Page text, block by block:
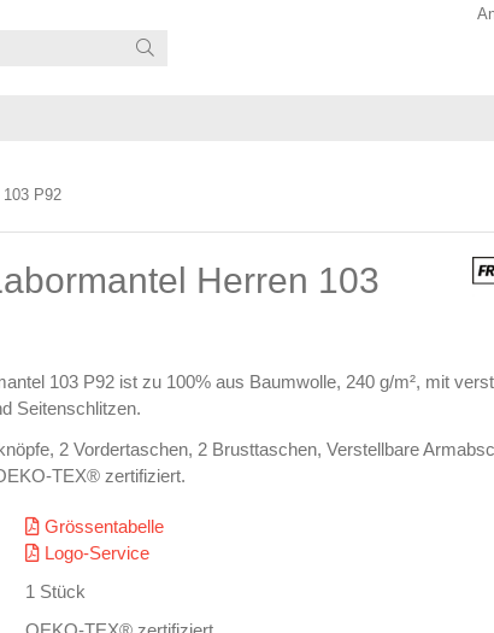
103 P92
Herren 103
103 P92 ist zu 100% aus Baumwolle, 240 g/m², mit
Seitenschlitzen.
2 Vordertaschen, 2 Brusttaschen, Verstellbare
TEX® zertifiziert.
Grössentabelle
Logo-Service
1 Stück